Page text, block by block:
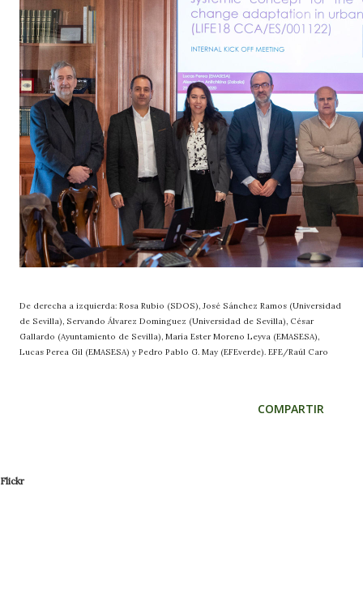
De derecha a izquierda: Rosa Rubio (SDOS), José Sánchez Ramos (Universidad
de Sevilla), Servando Álvarez Dominguez (Universidad de Sevilla), César
Gallardo (Ayuntamiento de Sevilla), María Ester Moreno Leyva (EMASESA),
Lucas Perea Gil (EMASESA) y Pedro Pablo G. May (EFEverde). EFE/Raúl Caro
COMPARTIR
Flickr